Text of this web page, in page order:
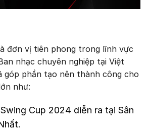
đơn vị tiên phong trong lĩnh vực
nhạc chuyên nghiệp tại Việt
góp phần tạo nên thành công cho
như:
Cup 2024 diễn ra tại Sân